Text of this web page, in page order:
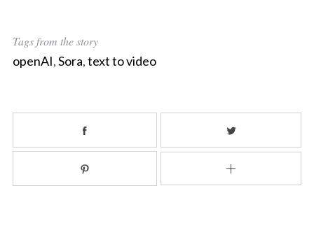
Tags from the story
openAI,Sora,text to video